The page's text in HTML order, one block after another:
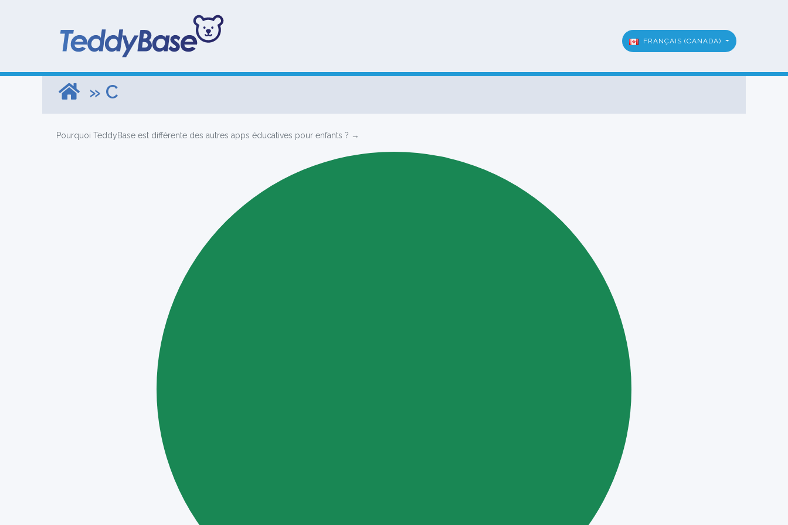
FRANÇAIS (CANADA)
» C
Pourquoi TeddyBase est différente des autres apps éducatives pour enfants ? →